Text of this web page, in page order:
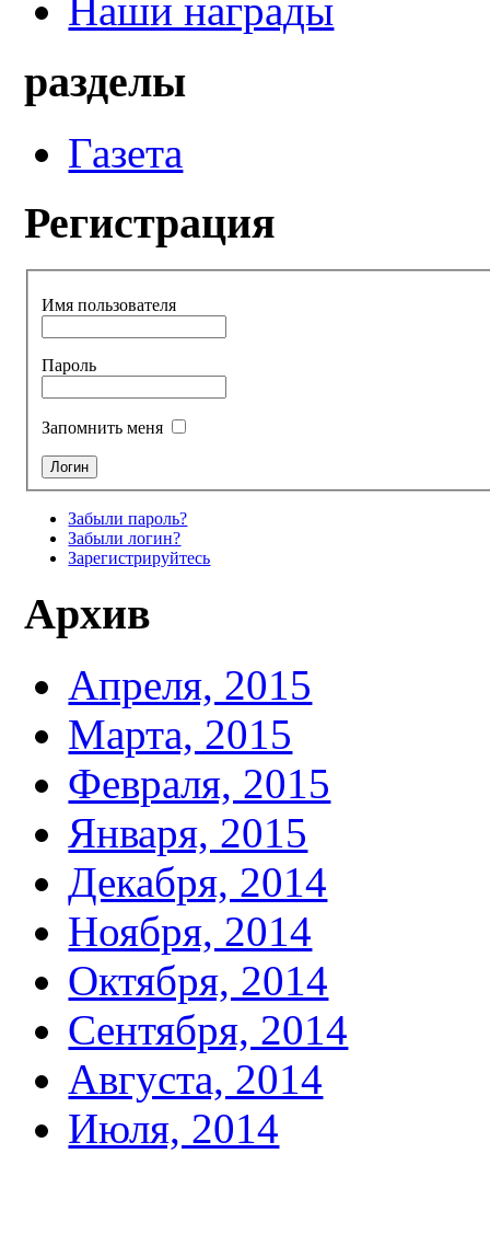
Наши награды
разделы
Газета
Регистрация
Имя пользователя
Пароль
Запомнить меня
Забыли пароль?
Забыли логин?
Зарегистрируйтесь
Архив
Апреля, 2015
Марта, 2015
Февраля, 2015
Января, 2015
Декабря, 2014
Ноября, 2014
Октября, 2014
Сентября, 2014
Августа, 2014
Июля, 2014